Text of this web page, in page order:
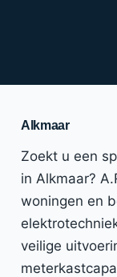
Alkmaar
Zoekt u een
in Alkmaar?
woningen en
veilige